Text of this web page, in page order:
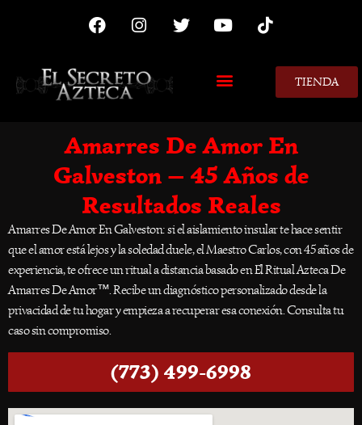
TIENDA
Amarres De Amor En
Galveston — 45 Años de
Resultados Reales
Amarres De Amor En Galveston: si el aislamiento insular te hace sentir
que el amor está lejos y la soledad duele, el Maestro Carlos, con 45 años de
experiencia, te ofrece un ritual a distancia basado en El Ritual Azteca De
Amarres De Amor™. Recibe un diagnóstico personalizado desde la
privacidad de tu hogar y empieza a recuperar esa conexión. Consulta tu
caso sin compromiso.
(773) 499-6998